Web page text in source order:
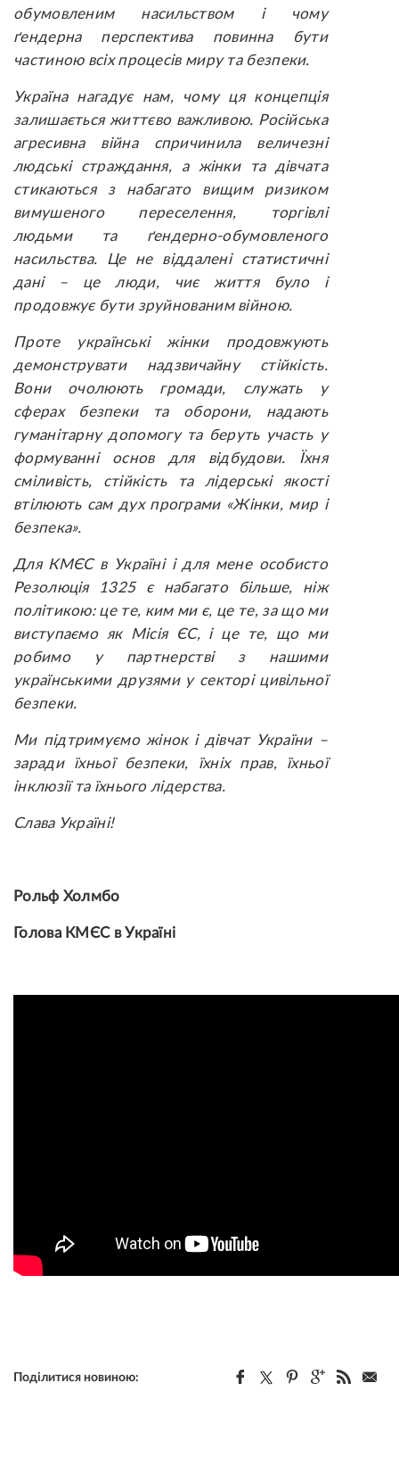
обумовленим насильством і чому
ґендерна перспектива повинна бути
частиною всіх процесів миру та безпеки.
Україна нагадує нам, чому ця концепція
залишається життєво важливою. Російська
агресивна війна спричинила величезні
людські страждання, а жінки та дівчата
стикаються з набагато вищим ризиком
вимушеного переселення, торгівлі
людьми та ґендерно-обумовленого
насильства. Це не віддалені статистичні
дані – це люди, чиє життя було і
продовжує бути зруйнованим війною.
Проте українські жінки продовжують
демонструвати надзвичайну стійкість.
Вони очолюють громади, служать у
сферах безпеки та оборони, надають
гуманітарну допомогу та беруть участь у
формуванні основ для відбудови. Їхня
сміливість, стійкість та лідерські якості
втілюють сам дух програми «Жінки, мир і
безпека».
Для КМЄС в Україні і для мене особисто
Резолюція 1325 є набагато більше, ніж
політикою: це те, ким ми є, це те, за що ми
виступаємо як Місія ЄС, і це те, що ми
робимо у партнерстві з нашими
українськими друзями у секторі цивільної
безпеки.
Ми підтримуємо жінок і дівчат України –
заради їхньої безпеки, їхніх прав, їхньої
інклюзії та їхнього лідерства.
Слава Україні!
Рольф Холмбо
Голова КМЄС в Україні
Поділитися новиною: